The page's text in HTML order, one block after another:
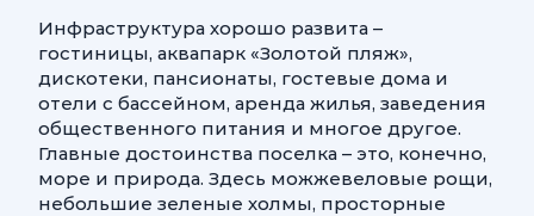
Инфраструктура хорошо развита –
гостиницы, аквапарк «Золотой пляж»,
дискотеки, пансионаты, гостевые дома и
отели с бассейном, аренда жилья, заведения
общественного питания и многое другое.
Главные достоинства поселка – это, конечно,
море и природа. Здесь можжевеловые рощи,
небольшие зеленые холмы, просторные